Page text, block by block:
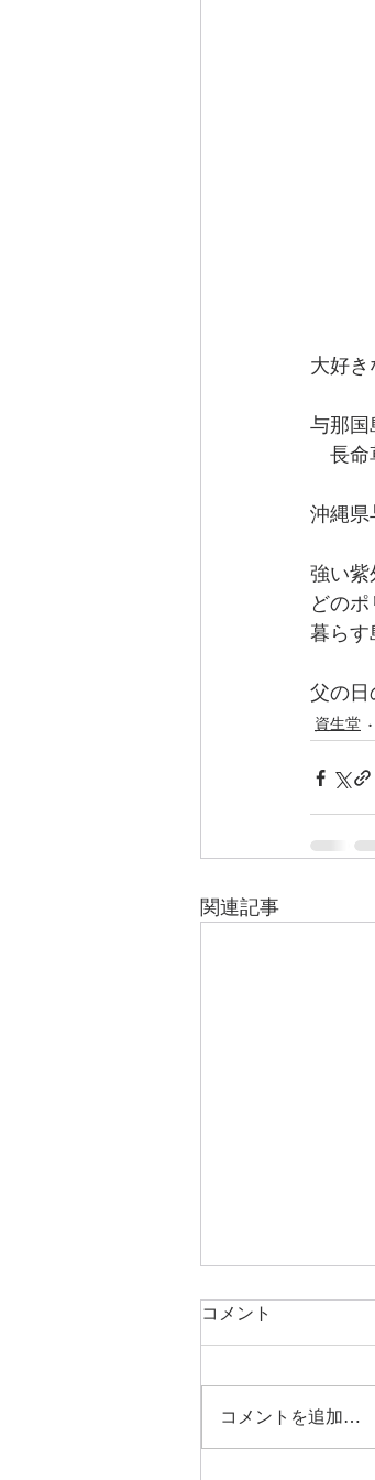
大好
与那国
長命
沖縄県
強い紫
どの
暮らす
父の日
資生堂
関連記事
🌻営業スケジュ
コメント
コメントを追加…